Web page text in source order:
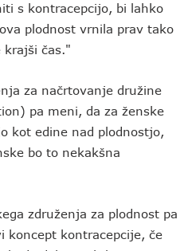
s kontracepcijo, bi lahko
plodnost vrnila prav tako
krajši čas."
za načrtovanje družine
pa meni, da za ženske
kot edine nad plodnostjo,
bo to nekakšna
združenja za plodnost pa
koncept kontracepcije, če